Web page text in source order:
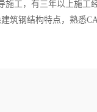
工，有三年以上施工
筑钢结构特点，熟悉